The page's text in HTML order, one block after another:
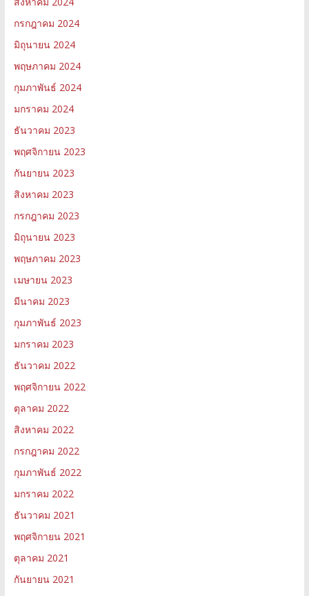
กรกฎาคม 2024
มิถุนายน 2024
พฤษภาคม 2024
กุมภาพันธ์ 2024
มกราคม 2024
ธันวาคม 2023
พฤศจิกายน 2023
กันยายน 2023
สิงหาคม 2023
กรกฎาคม 2023
มิถุนายน 2023
พฤษภาคม 2023
เมษายน 2023
มีนาคม 2023
กุมภาพันธ์ 2023
มกราคม 2023
ธันวาคม 2022
พฤศจิกายน 2022
ตุลาคม 2022
สิงหาคม 2022
กรกฎาคม 2022
กุมภาพันธ์ 2022
มกราคม 2022
ธันวาคม 2021
พฤศจิกายน 2021
ตุลาคม 2021
กันยายน 2021